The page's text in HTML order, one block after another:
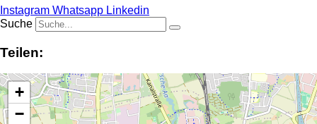
Instagram Whatsapp Linkedin
Suche
Teilen:
+
−